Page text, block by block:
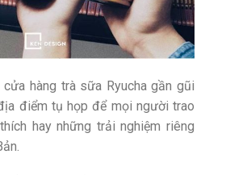
hàng trà sữa Ryucha gần gũi
điểm tụ họp để mọi người trao
hay những trải nghiệm riêng